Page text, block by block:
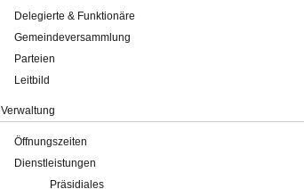
Delegierte & Funktionäre
Gemeindeversammlung
Parteien
Leitbild
Verwaltung
Öffnungszeiten
Dienstleistungen
Präsidiales